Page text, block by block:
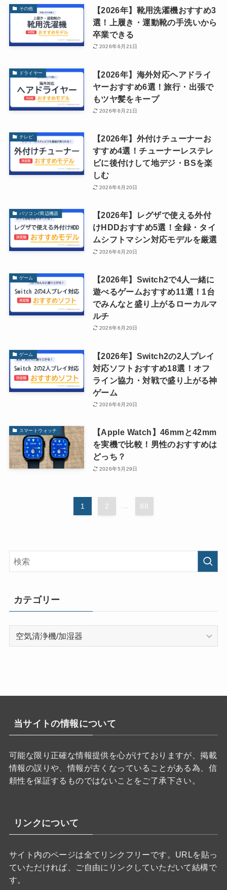
その他
【2026年】靴用洗濯機おすすめ3
選！上履き・運動靴の手洗いから
卒業できる
2026年6月21日
ドライヤー
【2026年】海外対応ヘアドライ
ヤーおすすめ6選！旅行・出張で
もツヤ髪をキープ
2026年6月21日
テレビ
【2026年】外付けチューナーお
すすめ4選！チューナーレステレ
ビに後付けして地デジ・BSを楽
しむ
2026年6月20日
パソコン/周辺機器
【2026年】レグザで使える外付
けHDDおすすめ5選！全録・タイ
ムシフトマシン対応モデルを厳選
2026年6月20日
ゲーム
【2026年】Switch2で4人一緒に
遊べるゲームおすすめ11選！1台
でみんなと盛り上がるローカルマ
ルチ
2026年6月20日
ゲーム
【2026年】Switch2の2人プレイ
対応ソフトおすすめ18選！オフ
ライン協力・対戦で盛り上がる神
ゲーム
2026年6月20日
スマートウォッチ
【Apple Watch】46mmと42mm
を実機で比較！男性のおすすめは
どっち？
2026年5月29日
1 2 88
カテゴリー
当サイトの情報について
可能な限り正確な情報提供を心がけておりますが、掲載
情報の誤りや、情報が古くなっていることがある為、信
頼性を保証するものではないことをご了承下さい。
リンクについて
サイト内のページは全てリンクフリーです。URLを貼っ
ていただければ、ご自由にリンクしていただいて結構で
す。